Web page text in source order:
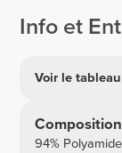
Info et
Voir le
Composition
94% Polyamide